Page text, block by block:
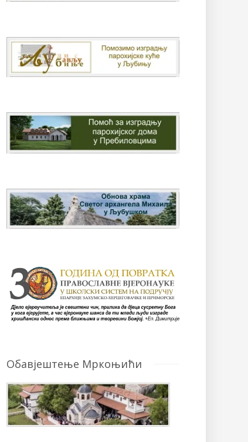
Обавјештење Мркоњићи